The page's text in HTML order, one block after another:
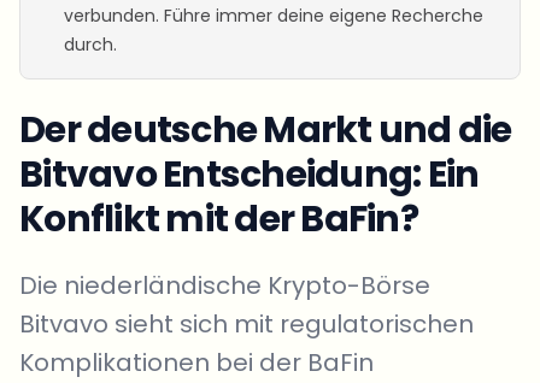
verbunden. Führe immer deine eigene Recherche
durch.
Der deutsche Markt und die
Bitvavo Entscheidung: Ein
Konflikt mit der BaFin?
Die niederländische Krypto-Börse
Bitvavo sieht sich mit regulatorischen
Komplikationen bei der BaFin